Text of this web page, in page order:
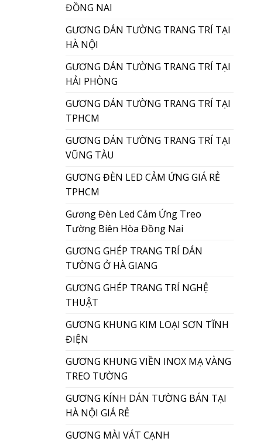
ĐỒNG NAI
GƯƠNG DÁN TƯỜNG TRANG TRÍ TẠI
HÀ NỘI
GƯƠNG DÁN TƯỜNG TRANG TRÍ TẠI
HẢI PHÒNG
GƯƠNG DÁN TƯỜNG TRANG TRÍ TẠI
TPHCM
GƯƠNG DÁN TƯỜNG TRANG TRÍ TẠI
VŨNG TÀU
GƯƠNG ĐÈN LED CẢM ỨNG GIÁ RẺ
TPHCM
Gương Đèn Led Cảm Ứng Treo
Tường Biên Hòa Đồng Nai
GƯƠNG GHÉP TRANG TRÍ DÁN
TƯỜNG Ở HÀ GIANG
GƯƠNG GHÉP TRANG TRÍ NGHỆ
THUẬT
GƯƠNG KHUNG KIM LOẠI SƠN TĨNH
ĐIỆN
GƯƠNG KHUNG VIỀN INOX MẠ VÀNG
TREO TƯỜNG
GƯƠNG KÍNH DÁN TƯỜNG BÁN TẠI
HÀ NỘI GIÁ RẺ
GƯƠNG MÀI VÁT CẠNH